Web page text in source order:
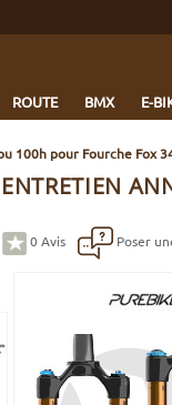
ROUTE BMX E-
100h pour Fourche Fox
0 Avis Poser